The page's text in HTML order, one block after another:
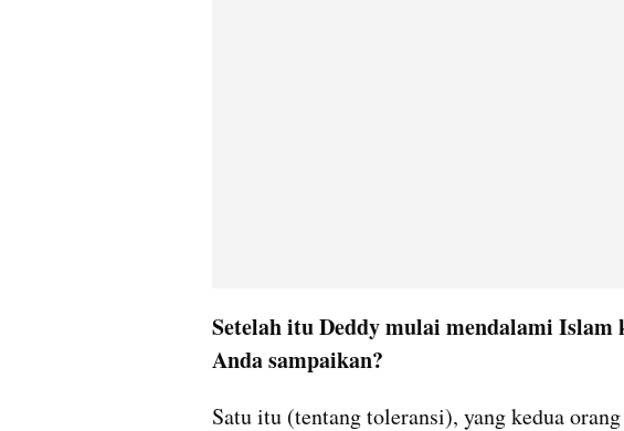
Setelah itu Deddy mulai mendalami Islam
Anda sampaikan?
Satu itu (tentang toleransi), yang kedua